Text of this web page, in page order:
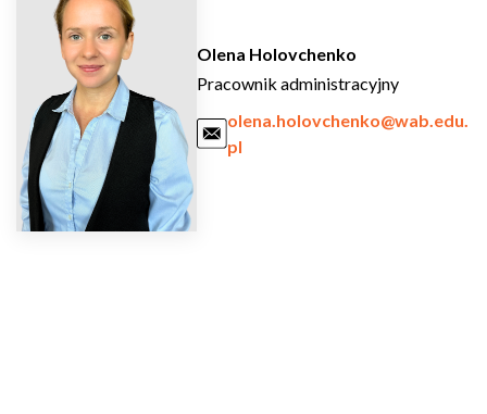
Olena Holovchenko
Pracownik administracyjny
olena.holovchenko@wab.edu.
pl